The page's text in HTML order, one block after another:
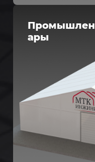
ары